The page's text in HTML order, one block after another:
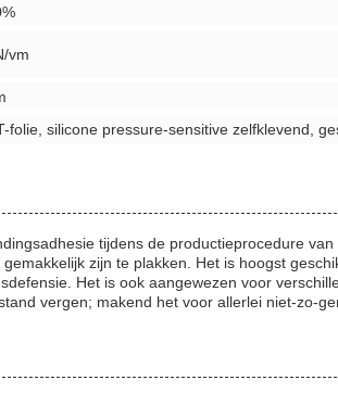
vm
folie, silicone pressure-sensitive zelfklevend,
tijdens de productieprocedure
zijn te plakken. Het is hoogst
Het is ook aangewezen voor
vergen; makend het voor allerlei niet-zo-